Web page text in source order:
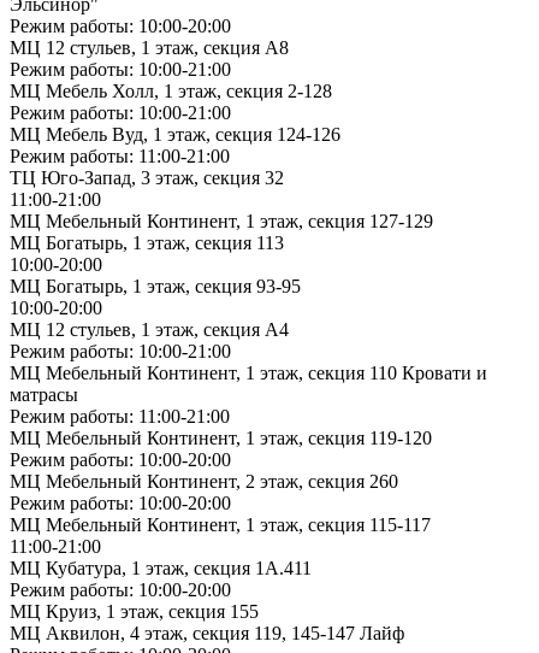
Режим работы: 10:00-20:00
МЦ 12 стульев, 1 этаж, секция А8
Режим работы: 10:00-21:00
МЦ Мебель Холл, 1 этаж, секция 2-128
Режим работы: 10:00-21:00
МЦ Мебель Вуд, 1 этаж, секция 124-126
Режим работы: 11:00-21:00
ТЦ Юго-Запад, 3 этаж, секция 32
11:00-21:00
МЦ Мебельный Континент, 1 этаж, секция 127-129
МЦ Богатырь, 1 этаж, секция 113
10:00-20:00
МЦ Богатырь, 1 этаж, секция 93-95
10:00-20:00
МЦ 12 стульев, 1 этаж, секция А4
Режим работы: 10:00-21:00
МЦ Мебельный Континент, 1 этаж, секция 110 Кровати и
матрасы
Режим работы: 11:00-21:00
МЦ Мебельный Континент, 1 этаж, секция 119-120
Режим работы: 10:00-20:00
МЦ Мебельный Континент, 2 этаж, секция 260
Режим работы: 10:00-20:00
МЦ Мебельный Континент, 1 этаж, секция 115-117
11:00-21:00
МЦ Кубатура, 1 этаж, секция 1А.411
Режим работы: 10:00-20:00
МЦ Круиз, 1 этаж, секция 155
МЦ Аквилон, 4 этаж, секция 119, 145-147 Лайф